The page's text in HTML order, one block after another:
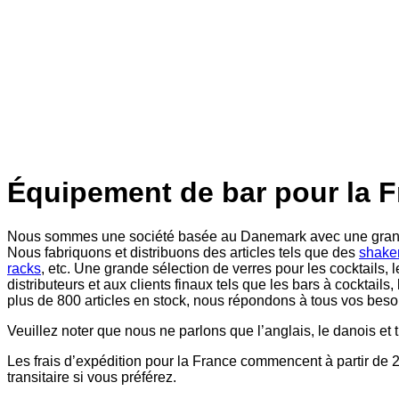
Équipement de bar pour la
Nous sommes une société basée au Danemark avec une
Nous fabriquons et distribuons des articles tels que des
racks, etc. Une grande sélection de verres pour les cocktails,
distributeurs et aux clients finaux tels que les bars à
plus de 800 articles en stock, nous répondons à tous vos
Veuillez noter que nous ne parlons que l’anglais, le danois et
Les frais d’expédition pour la France commencent à partir
transitaire si vous préférez.